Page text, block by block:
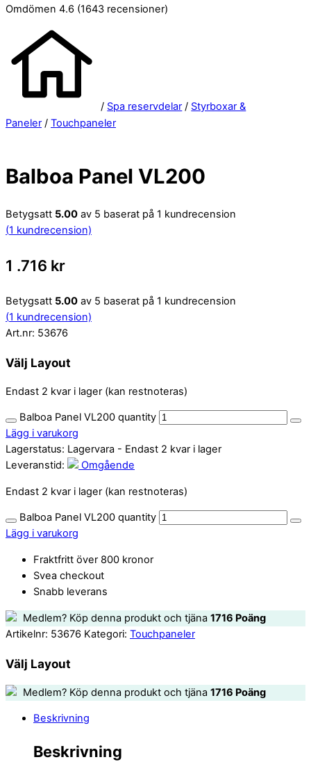
Omdömen 4.6 (1643 recensioner)
/ Spa reservdelar / Styrboxar &
Paneler / Touchpaneler
Balboa Panel VL200
Betygsatt 5.00 av 5 baserat på 1 kundrecension
(1 kundrecension)
1 .716 kr
Betygsatt 5.00 av 5 baserat på 1 kundrecension
(1 kundrecension)
Art.nr: 53676
Välj Layout
Endast 2 kvar i lager (kan restnoteras)
Balboa Panel VL200 quantity
Lägg i varukorg
Lagerstatus: Lagervara - Endast 2 kvar i lager
Leveranstid:
Omgående
Endast 2 kvar i lager (kan restnoteras)
Balboa Panel VL200 quantity
Lägg i varukorg
Fraktfritt över 800 kronor
Svea checkout
Snabb leverans
Medlem? Köp denna produkt och tjäna 1716 Poäng
Artikelnr: 53676 Kategori: Touchpaneler
Välj Layout
Medlem? Köp denna produkt och tjäna 1716 Poäng
Beskrivning
Beskrivning